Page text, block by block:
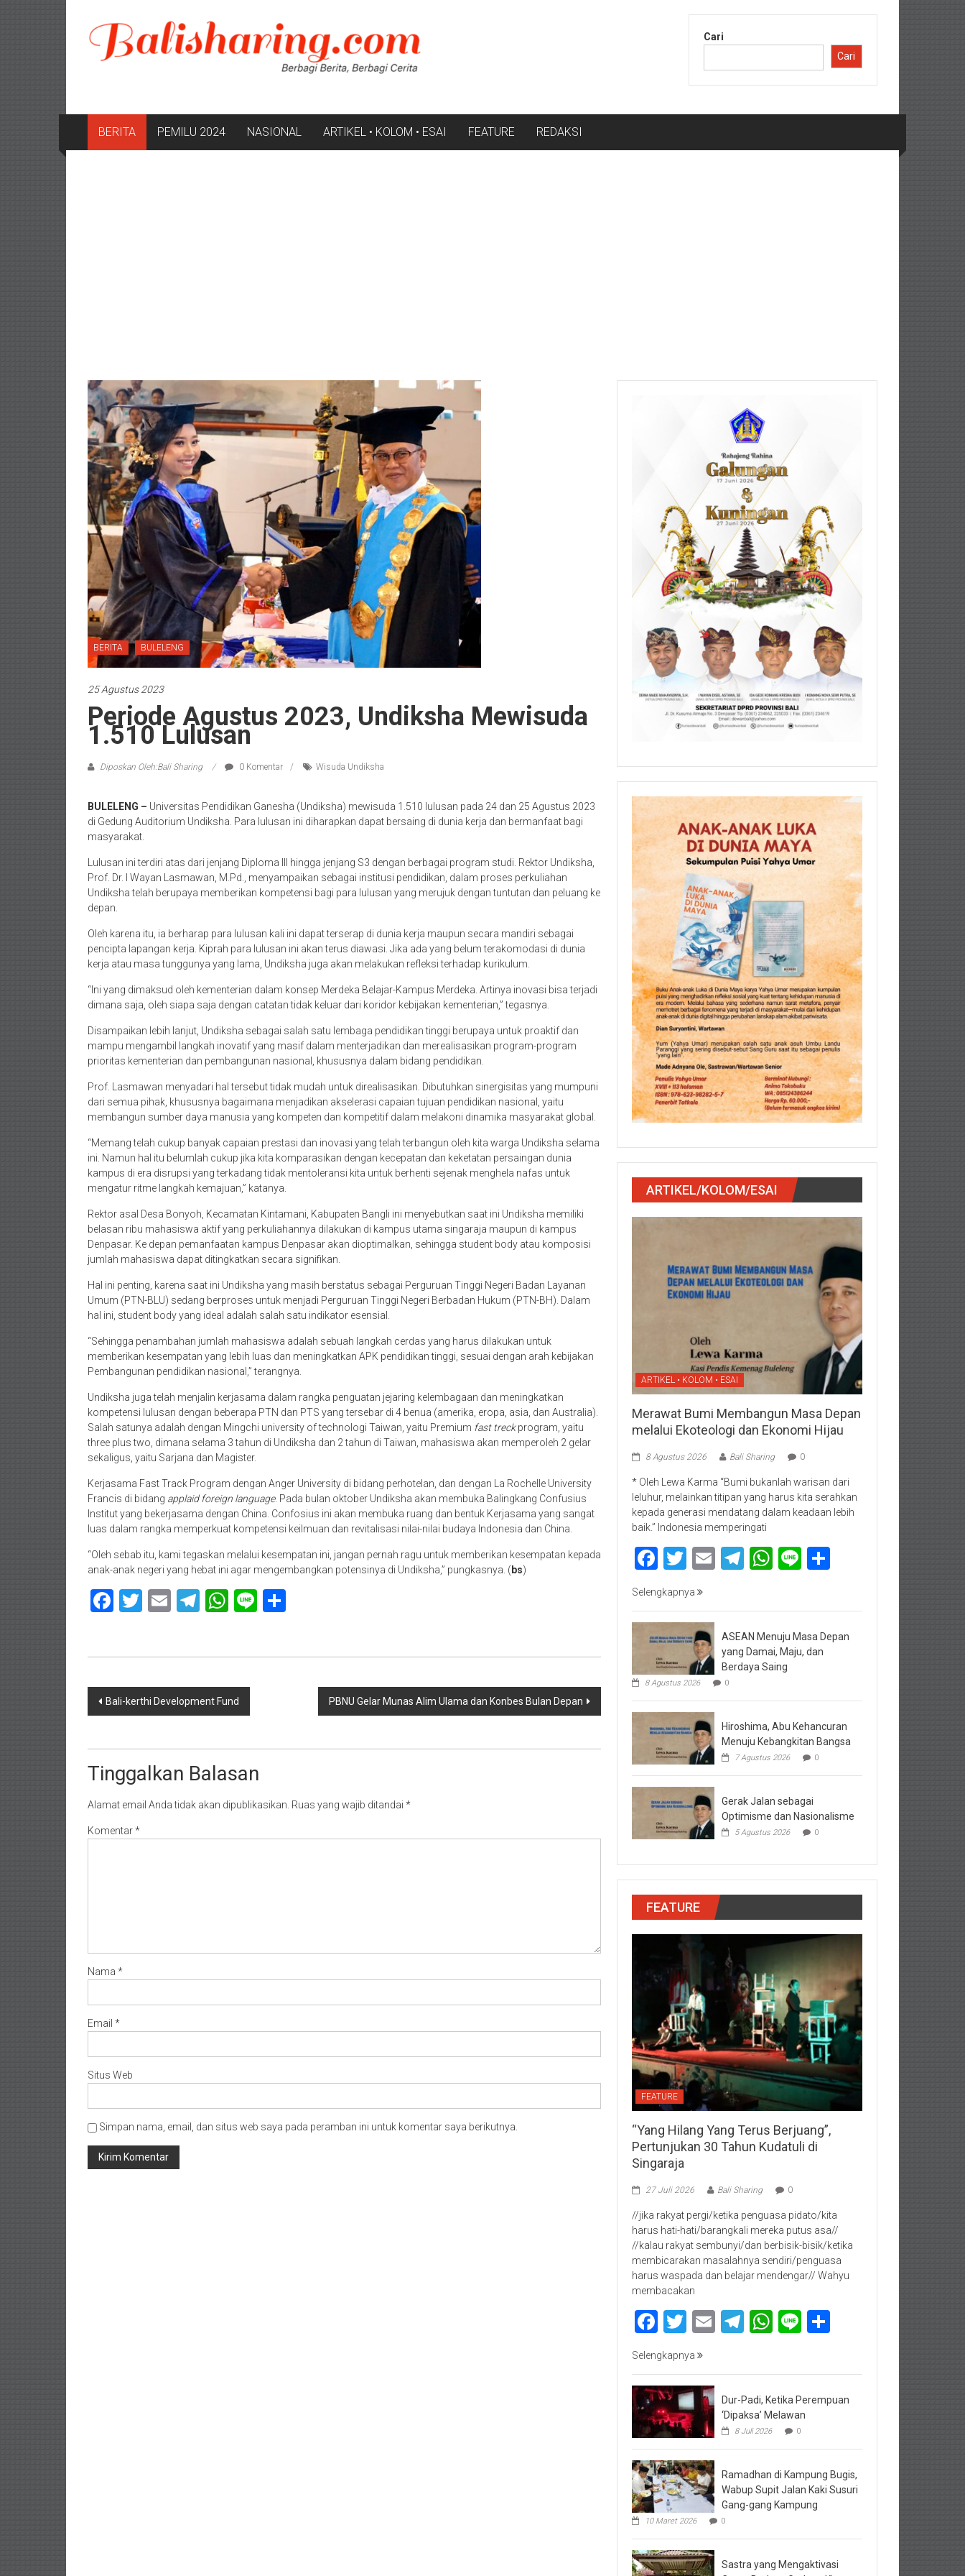
konten
Cari
Cari
BERITA PEMILU 2024 NASIONAL ARTIKEL • KOLOM • ESAI FEATURE REDAKSI
BERITA BULELENG
25 Agustus 2023
Periode Agustus 2023, Undiksha Mewisuda
1.510 Lulusan
Diposkan Oleh:Bali Sharing 0 Komentar Wisuda Undiksha
BULELENG – Universitas Pendidikan Ganesha (Undiksha) mewisuda 1.510 lulusan pada 24 dan 25 Agustus 2023
di Gedung Auditorium Undiksha. Para lulusan ini diharapkan dapat bersaing di dunia kerja dan bermanfaat bagi
masyarakat.
Lulusan ini terdiri atas dari jenjang Diploma III hingga jenjang S3 dengan berbagai program studi. Rektor Undiksha,
Prof. Dr. I Wayan Lasmawan, M.Pd., menyampaikan sebagai institusi pendidikan, dalam proses perkuliahan
Undiksha telah berupaya memberikan kompetensi bagi para lulusan yang merujuk dengan tuntutan dan peluang ke
depan.
Oleh karena itu, ia berharap para lulusan kali ini dapat terserap di dunia kerja maupun secara mandiri sebagai
pencipta lapangan kerja. Kiprah para lulusan ini akan terus diawasi. Jika ada yang belum terakomodasi di dunia
kerja atau masa tunggunya yang lama, Undiksha juga akan melakukan refleksi terhadap kurikulum.
“Ini yang dimaksud oleh kementerian dalam konsep Merdeka Belajar-Kampus Merdeka. Artinya inovasi bisa terjadi
dimana saja, oleh siapa saja dengan catatan tidak keluar dari koridor kebijakan kementerian,” tegasnya.
Disampaikan lebih lanjut, Undiksha sebagai salah satu lembaga pendidikan tinggi berupaya untuk proaktif dan
mampu mengambil langkah inovatif yang masif dalam menterjadikan dan merealisasikan program-program
prioritas kementerian dan pembangunan nasional, khususnya dalam bidang pendidikan.
Prof. Lasmawan menyadari hal tersebut tidak mudah untuk direalisasikan. Dibutuhkan sinergisitas yang mumpuni
dari semua pihak, khususnya bagaimana menjadikan akselerasi capaian tujuan pendidikan nasional, yaitu
membangun sumber daya manusia yang kompeten dan kompetitif dalam melakoni dinamika masyarakat global.
“Memang telah cukup banyak capaian prestasi dan inovasi yang telah terbangun oleh kita warga Undiksha selama
ini. Namun hal itu belumlah cukup jika kita komparasikan dengan kecepatan dan keketatan persaingan dunia
kampus di era disrupsi yang terkadang tidak mentoleransi kita untuk berhenti sejenak menghela nafas untuk
mengatur ritme langkah kemajuan,” katanya.
Rektor asal Desa Bonyoh, Kecamatan Kintamani, Kabupaten Bangli ini menyebutkan saat ini Undiksha memiliki
belasan ribu mahasiswa aktif yang perkuliahannya dilakukan di kampus utama singaraja maupun di kampus
Denpasar. Ke depan pemanfaatan kampus Denpasar akan dioptimalkan, sehingga student body atau komposisi
jumlah mahasiswa dapat ditingkatkan secara signifikan.
Hal ini penting, karena saat ini Undiksha yang masih berstatus sebagai Perguruan Tinggi Negeri Badan Layanan
Umum (PTN-BLU) sedang berproses untuk menjadi Perguruan Tinggi Negeri Berbadan Hukum (PTN-BH). Dalam
hal ini, student body yang ideal adalah salah satu indikator esensial.
“Sehingga penambahan jumlah mahasiswa adalah sebuah langkah cerdas yang harus dilakukan untuk
memberikan kesempatan yang lebih luas dan meningkatkan APK pendidikan tinggi, sesuai dengan arah kebijakan
Pembangunan pendidikan nasional,” terangnya.
Undiksha juga telah menjalin kerjasama dalam rangka penguatan jejaring kelembagaan dan meningkatkan
kompetensi lulusan dengan beberapa PTN dan PTS yang tersebar di 4 benua (amerika, eropa, asia, dan Australia).
Salah satunya adalah dengan Mingchi university of technologi Taiwan, yaitu Premium fast treckprogram, yaitu
three plus two, dimana selama 3 tahun di Undiksha dan 2 tahun di Taiwan, mahasiswa akan memperoleh 2 gelar
sekaligus, yaitu Sarjana dan Magister.
Kerjasama Fast Track Program dengan Anger University di bidang perhotelan, dan dengan La Rochelle University
Francis di bidang applaid foreign language. Pada bulan oktober Undiksha akan membuka Balingkang Confusius
Institut yang bekerjasama dengan China. Confosius ini akan membuka ruang dan bentuk Kerjasama yang sangat
luas dalam rangka memperkuat kompetensi keilmuan dan revitalisasi nilai-nilai budaya Indonesia dan China.
“Oleh sebab itu, kami tegaskan melalui kesempatan ini, jangan pernah ragu untuk memberikan kesempatan kepada
anak-anak negeri yang hebat ini agar mengembangkan potensinya di Undiksha,” pungkasnya. (bs)
Facebook
Twitter
EmailTelegram
WhatsApp
Line
Navigasi
Bali-kerthi Development Fund PBNU Gelar Munas Alim Ulama dan Konbes Bulan Depan
Tinggalkan Balasan
Alamat email Anda tidak akan dipublikasikan. Ruas yang wajib ditandai *
Komentar*
Nama *
Email *
Situs Web
Simpan nama, email, dan situs web saya pada peramban ini untuk komentar saya berikutnya.
ARTIKEL/KOLOM/ESAI
ARTIKEL • KOLOM • ESAI
Merawat Bumi Membangun Masa Depan
melalui Ekoteologi dan Ekonomi Hijau
8 Agustus 2026 Bali Sharing 0
* Oleh Lewa Karma “Bumi bukanlah warisan dari
leluhur, melainkan titipan yang harus kita serahkan
kepada generasi mendatang dalam keadaan lebih
baik.” Indonesia memperingati
Facebook
Twitter
EmailTelegram
WhatsApp
Line
Selengkapnya
ASEAN Menuju Masa Depan
yang Damai, Maju, dan
Berdaya Saing
8 Agustus 2026 0
Hiroshima, Abu Kehancuran
Menuju Kebangkitan Bangsa
7 Agustus 2026 0
Gerak Jalan sebagai
Optimisme dan Nasionalisme
5 Agustus 2026 0
FEATURE
FEATURE
“Yang Hilang Yang Terus Berjuang”,
Pertunjukan 30 Tahun Kudatuli di
Singaraja
27 Juli 2026 Bali Sharing 0
//jika rakyat pergi/ketika penguasa pidato/kita
harus hati-hati/barangkali mereka putus asa//
//kalau rakyat sembunyi/dan berbisik-bisik/ketika
membicarakan masalahnya sendiri/penguasa
harus waspada dan belajar mendengar// Wahyu
membacakan
Facebook
Twitter
EmailTelegram
WhatsApp
Line
Selengkapnya
Dur-Padi, Ketika Perempuan
‘Dipaksa’ Melawan
8 Juli 2026 0
Ramadhan di Kampung Bugis,
Wabup Supit Jalan Kaki Susuri
Gang-gang Kampung
10 Maret 2026 0
Sastra yang Mengaktivasi